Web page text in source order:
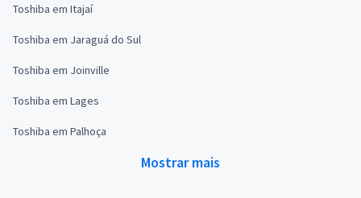
Toshiba em Itajaí
Toshiba em Jaraguá do Sul
Toshiba em Joinville
Toshiba em Lages
Toshiba em Palhoça
Mostrar mais